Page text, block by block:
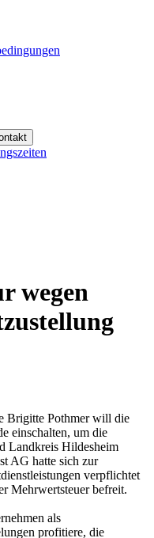
wegen
Brigitte Pothmer will die
einschalten, um die
Landkreis Hildesheim
AG hatte sich zur
verpflichtet
Mehrwertsteuer befreit.
als
profitiere, die